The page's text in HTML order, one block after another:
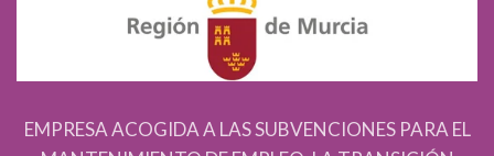
EMPRESA ACOGIDA A LAS SUBVENCIONES PARA EL